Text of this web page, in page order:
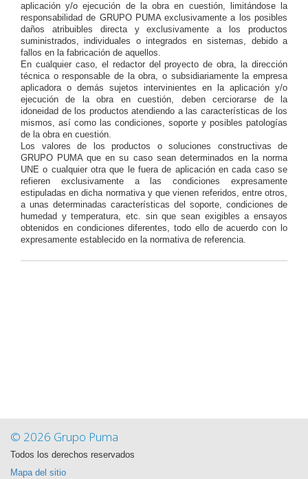
aplicación y/o ejecución de la obra en cuestión, limitándose la
responsabilidad de GRUPO PUMA exclusivamente a los posibles
daños atribuibles directa y exclusivamente a los productos
suministrados, individuales o integrados en sistemas, debido a
fallos en la fabricación de aquellos.
En cualquier caso, el redactor del proyecto de obra, la dirección
técnica o responsable de la obra, o subsidiariamente la empresa
aplicadora o demás sujetos intervinientes en la aplicación y/o
ejecución de la obra en cuestión, deben cerciorarse de la
idoneidad de los productos atendiendo a las características de los
mismos, así como las condiciones, soporte y posibles patologías
de la obra en cuestión.
Los valores de los productos o soluciones constructivas de
GRUPO PUMA que en su caso sean determinados en la norma
UNE o cualquier otra que le fuera de aplicación en cada caso se
refieren exclusivamente a las condiciones expresamente
estipuladas en dicha normativa y que vienen referidos, entre otros,
a unas determinadas características del soporte, condiciones de
humedad y temperatura, etc. sin que sean exigibles a ensayos
obtenidos en condiciones diferentes, todo ello de acuerdo con lo
expresamente establecido en la normativa de referencia.
© 2026 Grupo Puma
Todos los derechos reservados
Mapa del sitio